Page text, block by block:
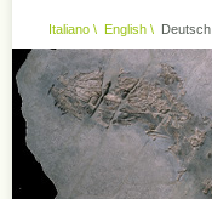
Italiano \ English \ Deutsch